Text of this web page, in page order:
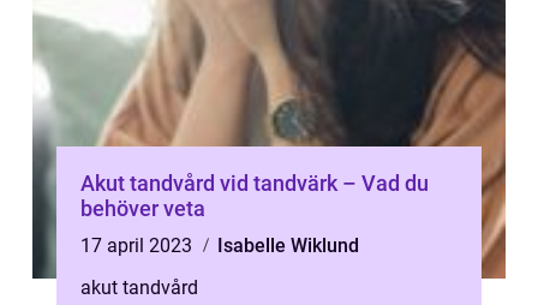
Akut tandvård vid tandvärk – Vad du
behöver veta
17 april 2023
Isabelle Wiklund
akut tandvård